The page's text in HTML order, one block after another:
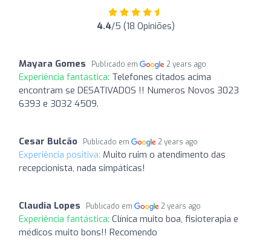
4.4/5 (18 Opiniões)
Mayara Gomes Publicado em 2 years ago
Experiência fantástica: Telefones citados acima
encontram se DESATIVADOS !! Numeros Novos 3023
6393 e 3032 4509.
Cesar Bulcão Publicado em 2 years ago
Experiência positiva: Muito ruim o atendimento das
recepcionista, nada simpáticas!
Claudia Lopes Publicado em 2 years ago
Experiência fantástica: Clínica muito boa, fisioterapia e
médicos muito bons!! Recomendo